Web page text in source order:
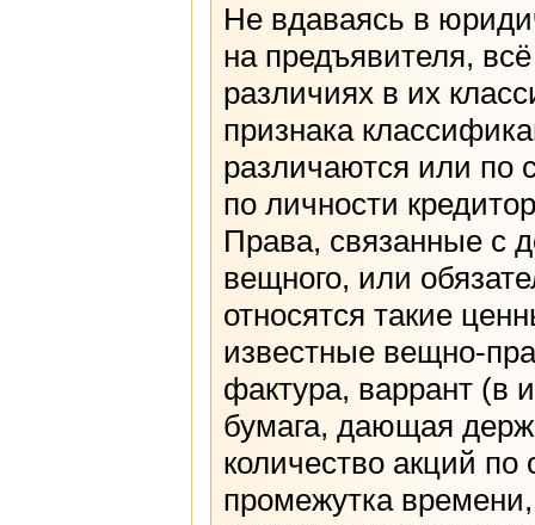
Не вдаваясь в
на предъявителя,
различиях в их
признака
различаются или по
по личности
Права, связанные с
вещного, или
относятся такие
известные вещно-
фактура, варрант (в
бумага, дающая
количество акций по
промежутка